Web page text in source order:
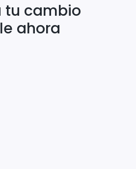
tu cambio
ahora